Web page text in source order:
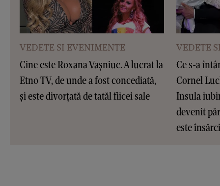
VEDETE SI EVENIMENTE
Cine este Roxana Vașniuc. A lucrat la
Etno TV, de unde a fost concediată,
și este divorțată de tatăl fiicei sale
VEDETE
Ce s-a
Cornel
Insula
devenit
este